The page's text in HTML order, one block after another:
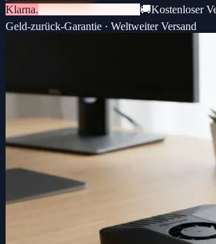
Klarna.3 × 183 € · 0 % Zinsen 🚚Kostenloser
Geld-zurück-Garantie · Weltweiter Versand